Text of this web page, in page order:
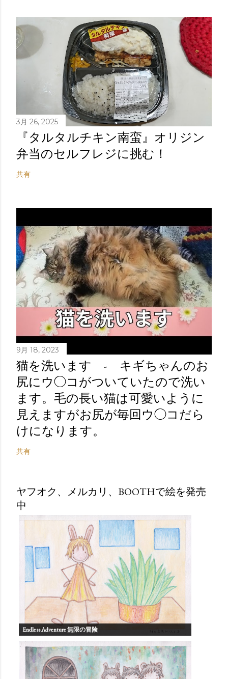
3月 26, 2025
『タルタルチキン南蛮』オリジン
弁当のセルフレジに挑む！
共有
9月 18, 2023
猫を洗います - キギちゃんのお
尻にウ◯コがついていたので洗い
ます。毛の長い猫は可愛いように
見えますがお尻が毎回ウ◯コだら
けになります。
共有
ヤフオク、メルカリ、BOOTHで絵を発売
中
Endless Adventure 無限の冒険